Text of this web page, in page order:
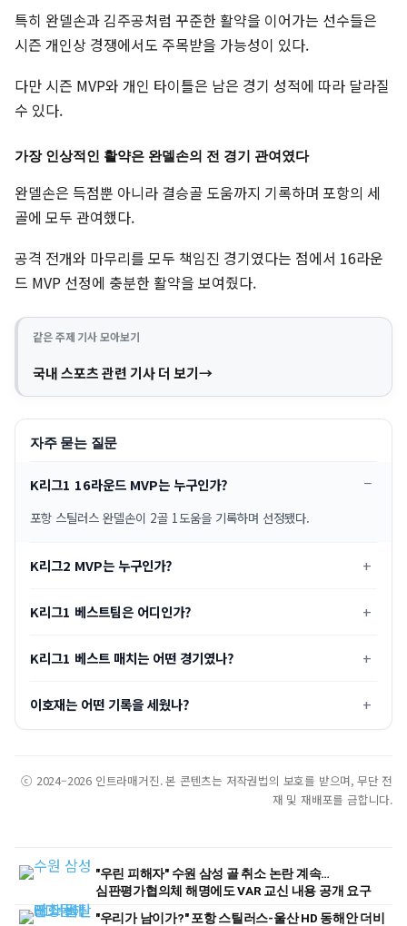
특히 완델손과 김주공처럼 꾸준한 활약을 이어가는 선수들은
시즌 개인상 경쟁에서도 주목받을 가능성이 있다.
다만 시즌 MVP와 개인 타이틀은 남은 경기 성적에 따라 달라질
수 있다.
가장 인상적인 활약은 완델손의 전 경기 관여였다
완델손은 득점뿐 아니라 결승골 도움까지 기록하며 포항의 세
골에 모두 관여했다.
공격 전개와 마무리를 모두 책임진 경기였다는 점에서 16라운
드 MVP 선정에 충분한 활약을 보여줬다.
같은 주제 기사 모아보기
국내 스포츠 관련 기사 더 보기
자주 묻는 질문
K리그1 16라운드 MVP는 누구인가?
포항 스틸러스 완델손이 2골 1도움을 기록하며 선정됐다.
K리그2 MVP는 누구인가?
K리그1 베스트팀은 어디인가?
K리그1 베스트 매치는 어떤 경기였나?
이호재는 어떤 기록을 세웠나?
ⓒ 2024–2026 인트라매거진. 본 콘텐츠는 저작권법의 보호를 받으며, 무단 전
재 및 재배포를 금합니다.
"우린 피해자" 수원 삼성 골 취소 논란 계속…
심판평가협의체 해명에도 VAR 교신 내용 공개 요구
"우리가 남이가?" 포항 스틸러스-울산 HD 동해안 더비